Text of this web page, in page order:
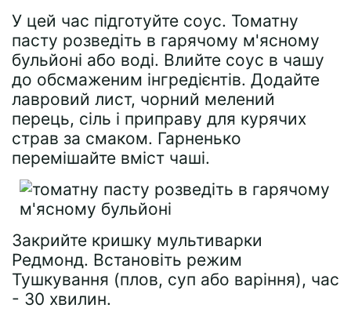
У цей час підготуйте соус. Томатну
пасту розведіть в гарячому м'ясному
бульйоні або воді. Влийте соус в чашу
до обсмаженим інгредієнтів. Додайте
лавровий лист, чорний мелений
перець, сіль і приправу для курячих
страв за смаком. Гарненько
перемішайте вміст чаші.
Закрийте кришку мультиварки
Редмонд. Встановіть режим
Тушкування (плов, суп або варіння), час
- 30 хвилин.